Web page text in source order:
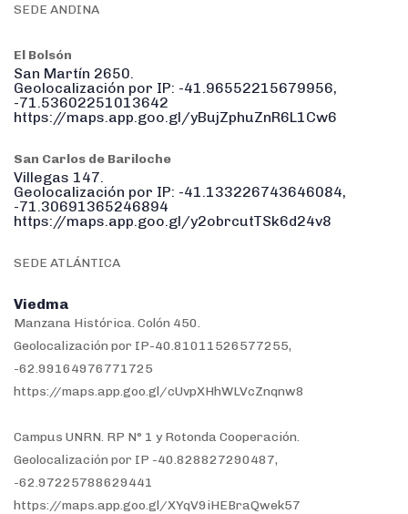
SEDE ANDINA
El Bolsón
San Martín 2650.
Geolocalización por IP: -41.96552215679956,
-71.53602251013642
https://maps.app.goo.gl/yBujZphuZnR6L1Cw6
San Carlos de Bariloche
Villegas 147.
Geolocalización por IP: -41.133226743646084,
-71.30691365246894
https://maps.app.goo.gl/y2obrcutTSk6d24v8
SEDE ATLÁNTICA
Viedma
Manzana Histórica. Colón 450.
Geolocalización por IP-40.81011526577255,
-62.99164976771725
https://maps.app.goo.gl/cUvpXHhWLVcZnqnw8
Campus UNRN. RP N° 1 y Rotonda Cooperación.
Geolocalización por IP -40.828827290487,
-62.97225788629441
https://maps.app.goo.gl/XYqV9iHEBraQwek57